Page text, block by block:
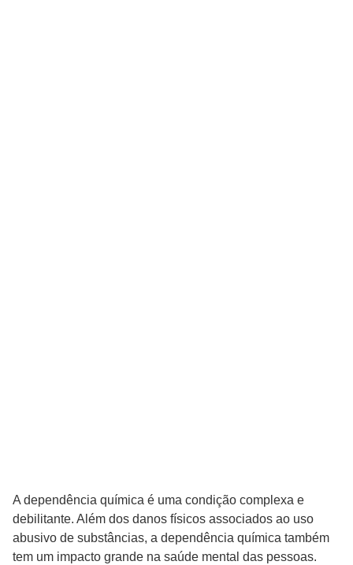
A dependência química é uma condição complexa e
debilitante. Além dos danos físicos associados ao uso
abusivo de substâncias, a dependência química também
tem um impacto grande na saúde mental das pessoas.